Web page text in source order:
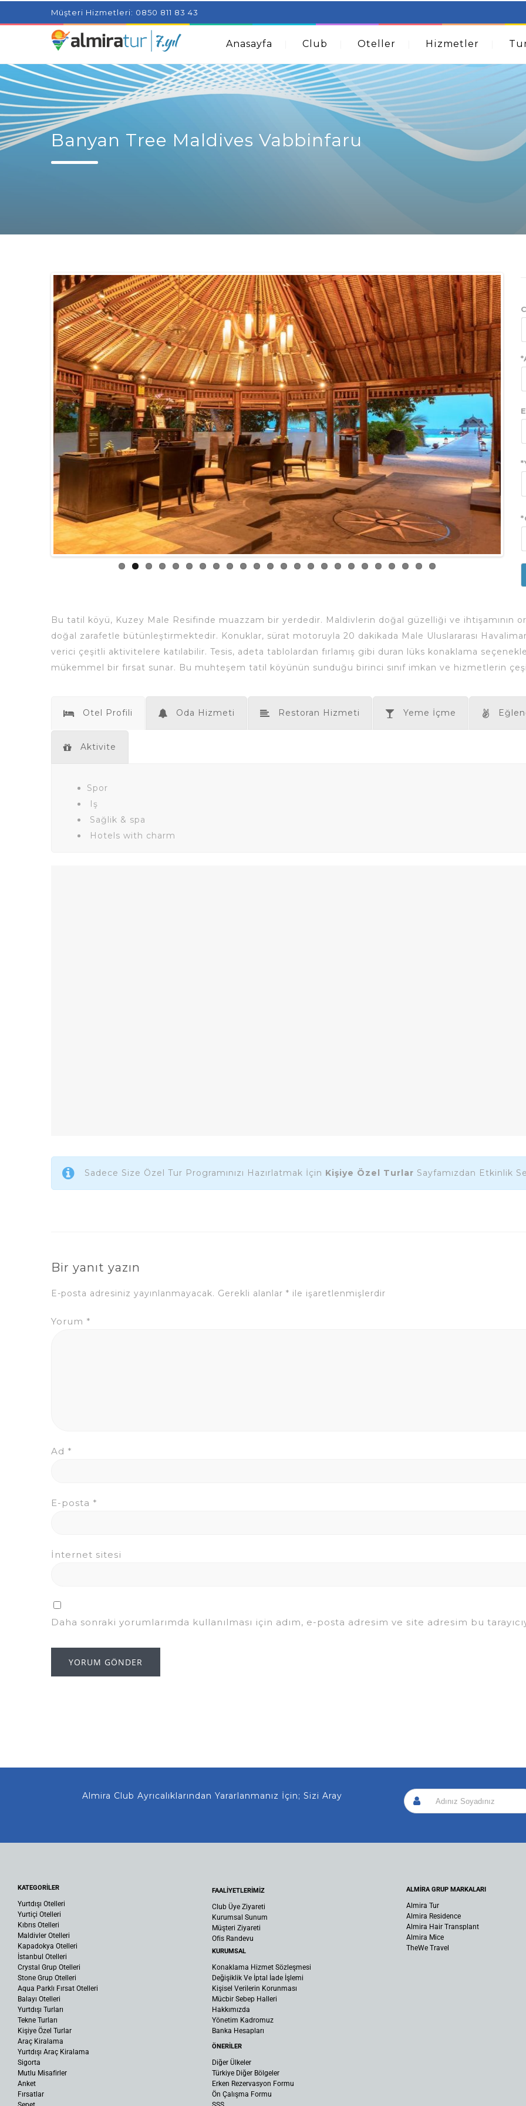
Project Milenial featuring news blogs and tutorials How A
Kids Amazingly Simple Skin Care Tips For People With Acne
Müşteri Hizmetleri: 0850 811 83 43
Anasayfa Club Oteller Hizmetler
Banyan Tree Maldives Vabbinfaru
Bu tatil köyü, Kuzey Male Resifinde muazzam bir yerdedir. Maldivlerin doğal güzelliği ve ihtişamının
doğal zarafetle bütünleştirmektedir. Konuklar, sürat motoruyla 20 dakikada Male Uluslararası
verici çeşitli aktivitelere katılabilir. Tesis, adeta tablolardan fırlamış gibi duran lüks konaklama
mükemmel bir fırsat sunar. Bu muhteşem tatil köyünün sunduğu birinci sınıf imkan ve hizmetlerin
Otel Profili Oda Hizmeti Restoran Hizmeti Yeme İçme
Aktivite
Spor
Iş
Sağlik & spa
Hotels with charm
Sadece Size Özel Tur Programınızı Hazırlatmak İçin Kişiye Özel Turlar Sayfamızdan Etkinlik
Bir yanıt yazın
E-posta adresiniz yayınlanmayacak. Gerekli alanlar * ile işaretlenmişlerdir
Yorum *
Ad *
E-posta *
İnternet sitesi
Daha sonraki yorumlarımda kullanılması için adım, e-posta adresim ve site adresim bu
Almira Club Ayrıcalıklarından Yararlanmanız İçin; Sizi Arayalım!
KATEGORİLER
Yurtdışı Otelleri
Yurtiçi Otelleri
Kıbrıs Otelleri
Maldivler Otelleri
Kapadokya Otelleri
İstanbul Otelleri
Crystal Grup Otelleri
Stone Grup Otelleri
Aqua Parklı Fırsat Otelleri
Balayı Otelleri
Yurtdışı Turları
Tekne Turları
Kişiye Özel Turlar
Araç Kiralama
Yurtdışı Araç Kiralama
Sigorta
Mutlu Misafirler
Anket
Fırsatlar
FAALİYETLERİMİZ
Club Üye Ziyareti
Kurumsal Sunum
Müşteri Ziyareti
Ofis Randevu
KURUMSAL
Konaklama Hizmet Sözleşmesi
Değişiklik Ve İptal İade İşlemi
Kişisel Verilerin Korunması
Mücbir Sebep Halleri
Hakkımızda
Yönetim Kadromuz
Banka Hesapları
ÖNERİLER
Diğer Ülkeler
Türkiye Diğer Bölgeler
Erken Rezervasyon Formu
Ön Çalışma Formu
ALMİRA GRUP MARKALARI
Almira Tur
Almira Residence
Almira Hair Transplant
Almira Mice
TheWe Travel